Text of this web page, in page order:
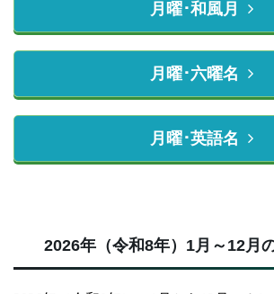
月曜･和風月
月曜･六曜名
月曜･英語名
2026年（令和8年）1月～12月